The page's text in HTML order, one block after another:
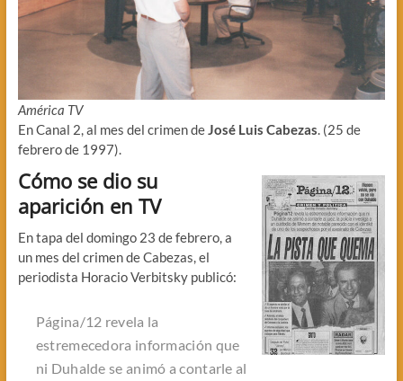
América TV
En Canal 2, al mes del crimen deJosé Luis Cabezas. (25 de
febrero de 1997).
Cómo se dio su
aparición en TV
En tapa del domingo 23 de febrero, a
un mes del crimen de Cabezas, el
periodista Horacio Verbitsky publicó:
Página/12 revela la
estremecedora información que
ni Duhalde se animó a contarle al